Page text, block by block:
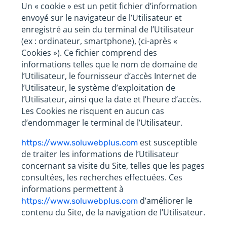
Un « cookie » est un petit fichier d’information
envoyé sur le navigateur de l’Utilisateur et
enregistré au sein du terminal de l’Utilisateur
(ex : ordinateur, smartphone), (ci-après «
Cookies »). Ce fichier comprend des
informations telles que le nom de domaine de
l’Utilisateur, le fournisseur d’accès Internet de
l’Utilisateur, le système d’exploitation de
l’Utilisateur, ainsi que la date et l’heure d’accès.
Les Cookies ne risquent en aucun cas
d’endommager le terminal de l’Utilisateur.
https://www.soluwebplus.com est susceptible
de traiter les informations de l’Utilisateur
concernant sa visite du Site, telles que les pages
consultées, les recherches effectuées. Ces
informations permettent à
https://www.soluwebplus.com d’améliorer le
contenu du Site, de la navigation de l’Utilisateur.